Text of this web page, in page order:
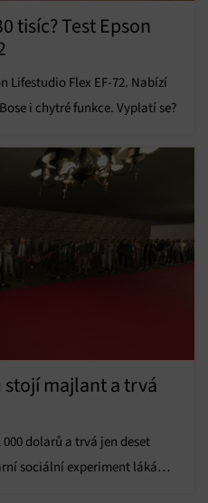
tisíc? Test Epson
Lifestudio Flex EF-72. Nabízí
i chytré funkce. Vyplatí se?
stojí majlant a trvá
dolarů a trvá jen deset
sociální experiment láká